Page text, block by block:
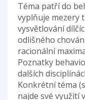
Téma patří do
vyplňuje mezery
vysvětlování
odlišného
racionální
Poznatky
dalších
Konkrétní téma
najde své využití